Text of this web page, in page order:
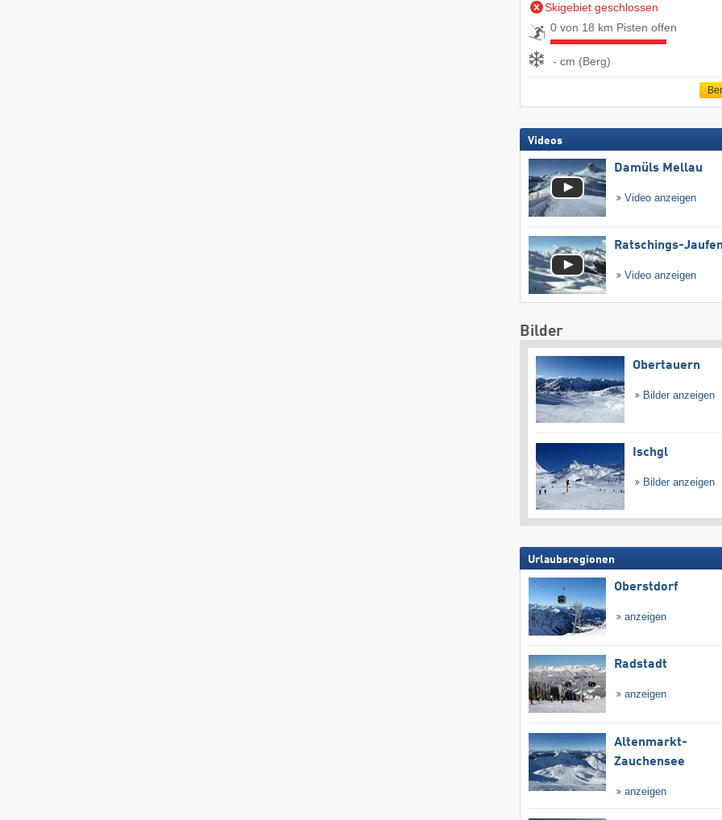
Skigebiet geschlossen
0 von 18 km Pisten offen
- cm (Berg)
Videos
Damüls Mellau
Video anzeigen
Ratschings-Jaufen
Video anzeigen
Bilder
Obertauern
Bilder anzeigen
Ischgl
Bilder anzeigen
Urlaubsregionen
Oberstdorf
anzeigen
Radstadt
anzeigen
Altenmarkt-
Zauchensee
anzeigen